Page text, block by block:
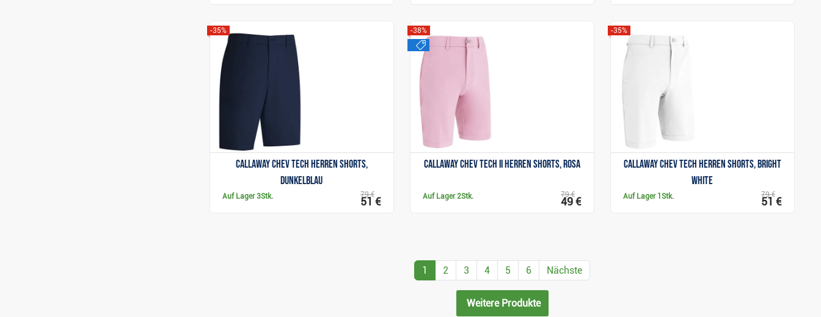
Callaway Chev Tech Herren Shorts,
dunkelblau
-35%
Auf Lager3Stk. 79 €
51 €
Anzeigen
Callaway Chev Tech II Herren Shorts, rosa
-38%
sale
Auf Lager2Stk. 79 €
49 €
Anzeigen
Callaway Chev Tech Herren Shorts, bright
white
-35%
Auf Lager 1Stk. 79 €
51 €
1 2 3 4 5 6 Nächste
Weitere Produkte